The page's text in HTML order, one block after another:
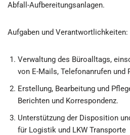
Abfall-Aufberei­tungsanlagen.
Aufgaben und Verantwortlichkeiten:
Verwaltung des Büroalltags,
von E-Mails, Telefonanrufen und
Erstellung, Bearbeitung und
Berichten und Korrespondenz.
Unterstützung der Disposition
für Logistik und LKW Transporte